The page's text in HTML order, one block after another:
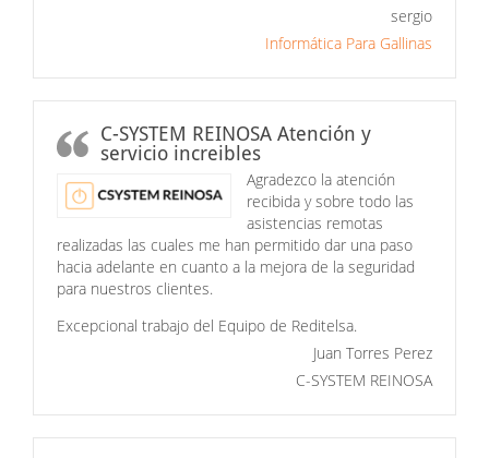
sergio
Informática Para Gallinas
C-SYSTEM REINOSA Atención y
servicio increibles
Agradezco la atención
recibida y sobre todo las
asistencias remotas
realizadas las cuales me han permitido dar una paso
hacia adelante en cuanto a la mejora de la seguridad
para nuestros clientes.
Excepcional trabajo del Equipo de Reditelsa.
Juan Torres Perez
C-SYSTEM REINOSA